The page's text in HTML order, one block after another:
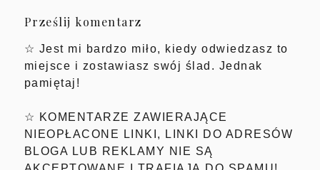
Prześlij komentarz
☆ Jest mi bardzo miło, kiedy odwiedzasz to
miejsce i zostawiasz swój ślad. Jednak
pamiętaj!
☆ KOMENTARZE ZAWIERAJĄCE
NIEOPŁACONE LINKI, LINKI DO ADRESÓW
BLOGA LUB REKLAMY NIE SĄ